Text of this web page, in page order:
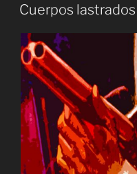
Cuerpos lastrados